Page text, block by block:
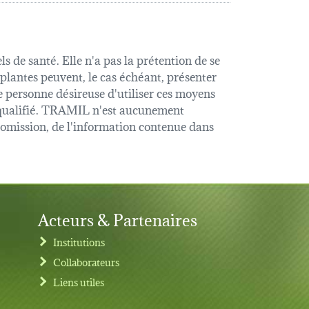
de santé. Elle n'a pas la prétention de se
peuvent, le cas échéant, présenter
désireuse d'utiliser ces moyens
TRAMIL n'est aucunement
de l'information contenue dans
Acteurs & Partenaires
Institutions
Collaborateurs
Liens utiles